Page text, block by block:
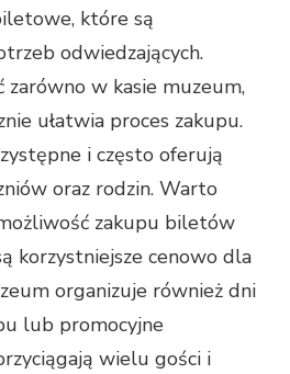
które są
odwiedzających.
zarówno w kasie muzeum,
ułatwia proces zakupu.
i często oferują
oraz rodzin. Warto
zakupu biletów
korzystniejsze cenowo dla
organizuje również dni
lub promocyjne
wielu gości i